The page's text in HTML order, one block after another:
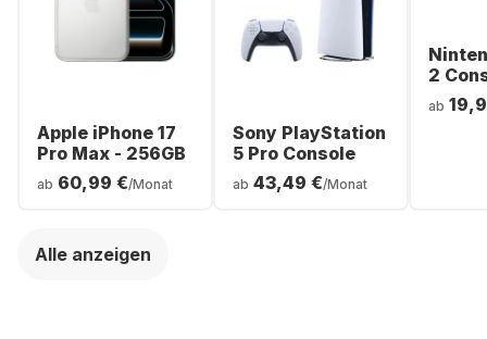
Apple iPhone 17
Pro Max - 256GB
ab 60,99 €/Monat
Sony PlayStation
5 Pro Console
ab 43,49 €/Monat
2
ab
Alle anzeigen